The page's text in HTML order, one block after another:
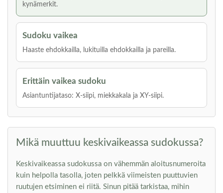
kynämerkit.
Sudoku vaikea
Haaste ehdokkailla, lukituilla ehdokkailla ja pareilla.
Erittäin vaikea sudoku
Asiantuntijataso: X-siipi, miekkakala ja XY-siipi.
Mikä muuttuu keskivaikeassa sudokussa?
Keskivaikeassa sudokussa on vähemmän aloitusnumeroita
kuin helpolla tasolla, joten pelkkä viimeisten puuttuvien
ruutujen etsiminen ei riitä. Sinun pitää tarkistaa, mihin